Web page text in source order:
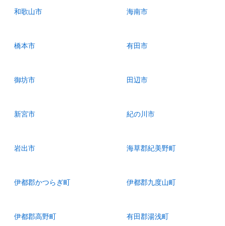
和歌山市 海南市
橋本市 有田市
御坊市 田辺市
新宮市 紀の川市
岩出市 海草郡紀美野町
伊都郡かつらぎ町 伊都郡九度山町
伊都郡高野町 有田郡湯浅町